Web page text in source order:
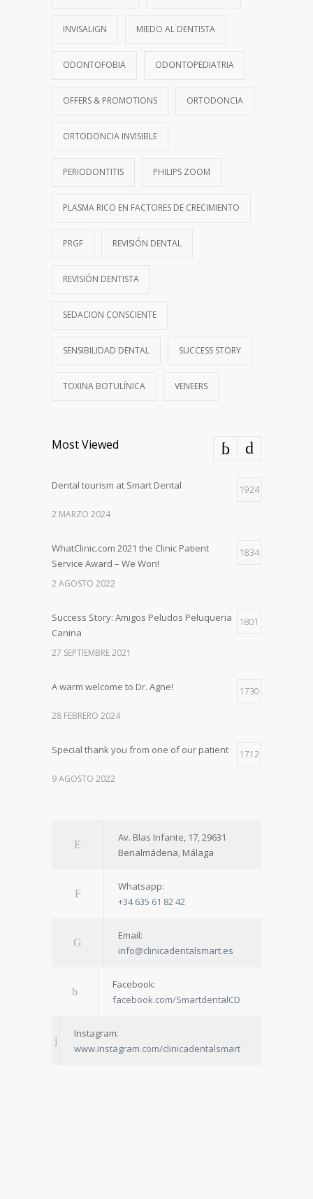
INVISALIGN MIEDO AL DENTISTA
ODONTOFOBIA ODONTOPEDIATRIA
OFFERS & PROMOTIONS ORTODONCIA
ORTODONCIA INVISIBLE
PERIODONTITIS PHILIPS ZOOM
PLASMA RICO EN FACTORES DE CRECIMIENTO
PRGF REVISIÓN DENTAL
REVISIÓN DENTISTA
SEDACION CONSCIENTE
SENSIBILIDAD DENTAL SUCCESS STORY
TOXINA BOTULÍNICA VENEERS
Most Viewed
Dental tourism at Smart Dental 1924
2 MARZO 2024
WhatClinic.com 2021 the Clinic Patient
Service Award – We Won!
1834
2 AGOSTO 2022
Success Story: Amigos Peludos Peluqueria
Canina
1801
27 SEPTIEMBRE 2021
A warm welcome to Dr. Agne! 1730
28 FEBRERO 2024
Special thank you from one of our patient 1712
9 AGOSTO 2022
Av. Blas Infante, 17, 29631
Benalmádena, Málaga
Whatsapp:
+34 635 61 82 42
Email:
info@clinicadentalsmart.es
Facebook:
facebook.com/SmartdentalCD
Instagram:
www.instagram.com/clinicadentalsmart